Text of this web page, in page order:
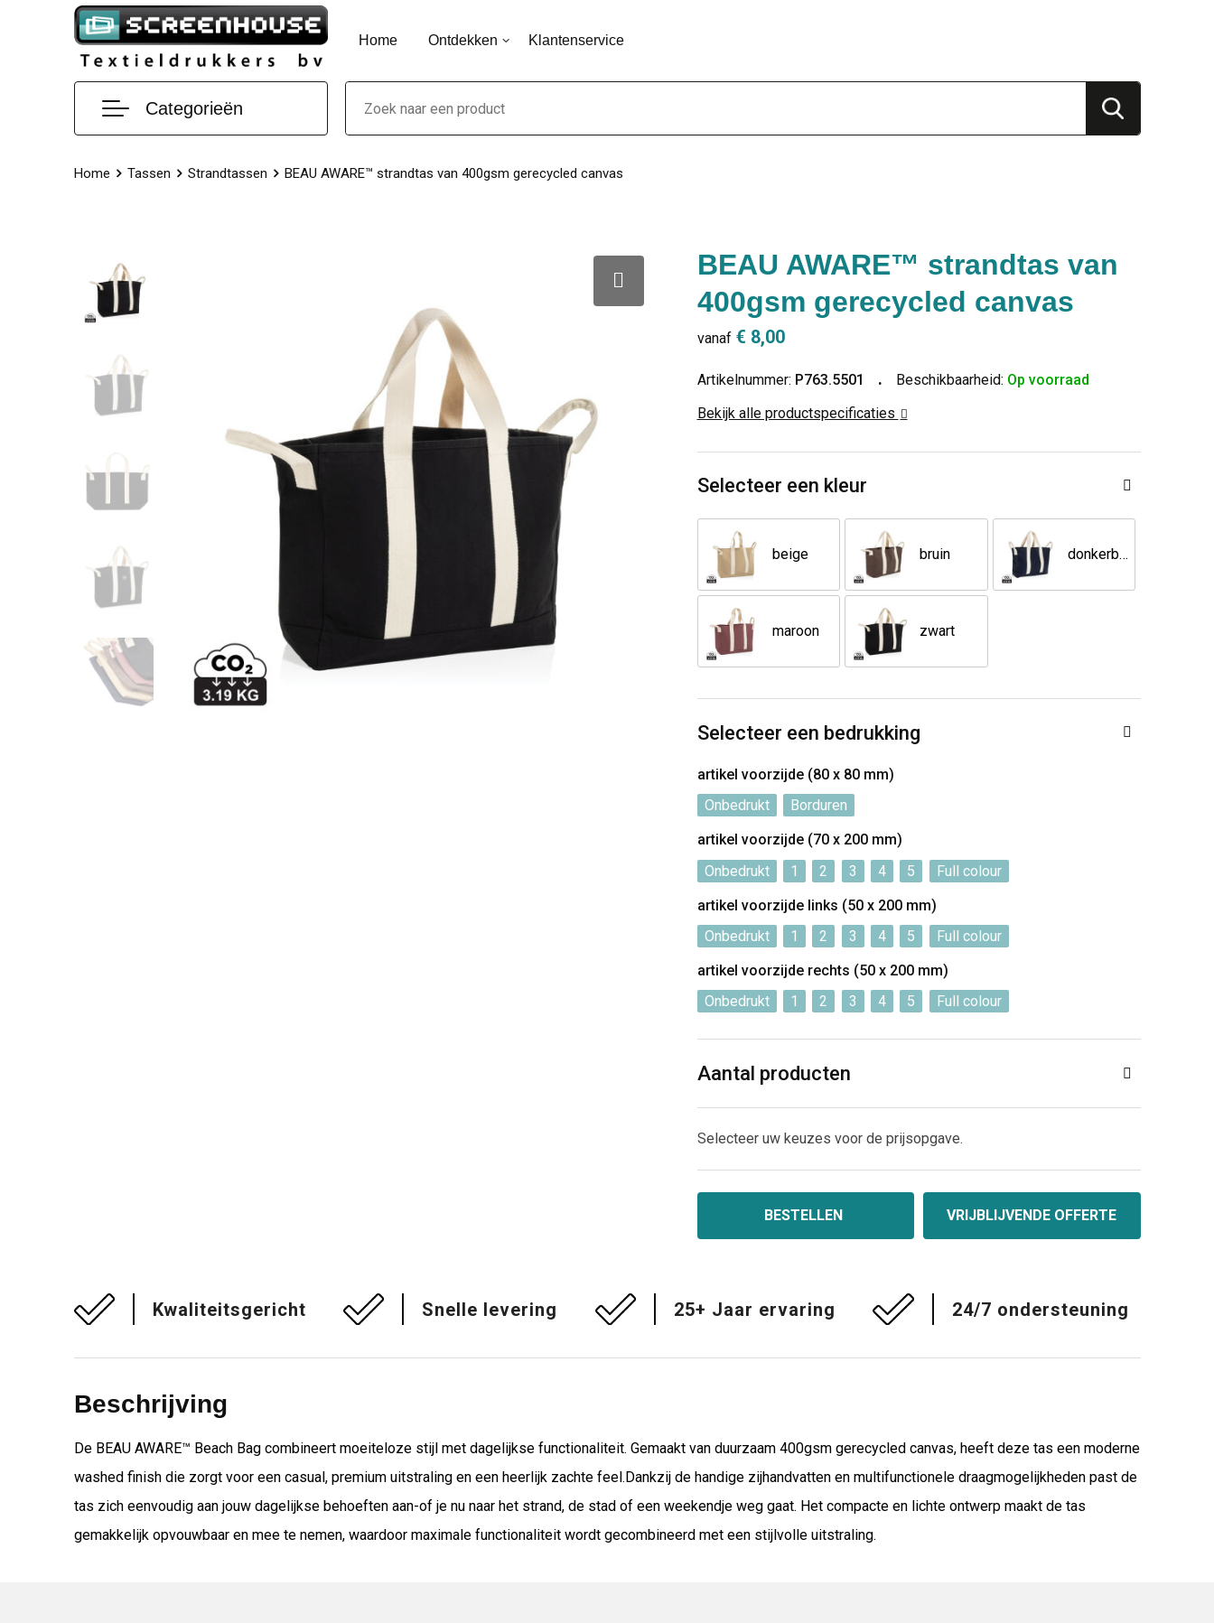
Home Ontdekken Klantenservice
Categorieën
Home Tassen Strandtassen BEAU AWARE™ strandtas van 400gsm gerecycled canvas
BEAU AWARE™ strandtas van
400gsm gerecycled canvas
vanaf € 8,00
Artikelnummer: P763.5501 Beschikbaarheid: Op voorraad
Bekijk alle productspecificaties
Selecteer een kleur
beige bruin donkerblauw
maroon zwart
Selecteer een bedrukking
artikel voorzijde (80 x 80 mm)
Onbedrukt
Borduren
artikel voorzijde (70 x 200 mm)
Onbedrukt
1 2 3 4 5
Full colour
artikel voorzijde links (50 x 200 mm)
Onbedrukt
1 2 3 4 5
Full colour
artikel voorzijde rechts (50 x 200 mm)
Onbedrukt
1 2 3 4 5 Full colour
Aantal producten
Selecteer uw keuzes voor de prijsopgave.
BESTELLEN VRIJBLIJVENDE OFFERTE
Kwaliteitsgericht Snelle levering 25+ Jaar ervaring 24/7 ondersteuning
Beschrijving
De BEAU AWARE™ Beach Bag combineert moeiteloze stijl met dagelijkse functionaliteit. Gemaakt van duurzaam 400gsm gerecycled canvas, heeft deze tas een moderne
washed finish die zorgt voor een casual, premium uitstraling en een heerlijk zachte feel.Dankzij de handige zijhandvatten en multifunctionele draagmogelijkheden past de
tas zich eenvoudig aan jouw dagelijkse behoeften aan-of je nu naar het strand, de stad of een weekendje weg gaat. Het compacte en lichte ontwerp maakt de tas
gemakkelijk opvouwbaar en mee te nemen, waardoor maximale functionaliteit wordt gecombineerd met een stijlvolle uitstraling.